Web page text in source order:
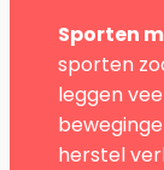
Sporten
sporten
leggen
herstel